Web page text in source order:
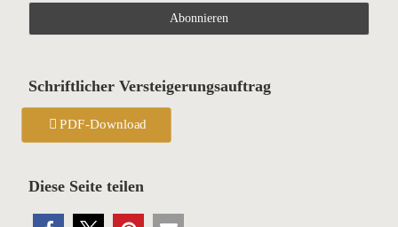
Schriftlicher Versteigerungsauftrag
PDF-Download
Diese Seite teilen